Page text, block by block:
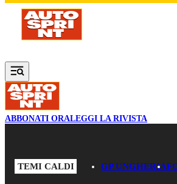
Vai al contenuto principale
ABBONATI ORALEGGI LA RIVISTA
TEMI CALDI GP UNGHERIA